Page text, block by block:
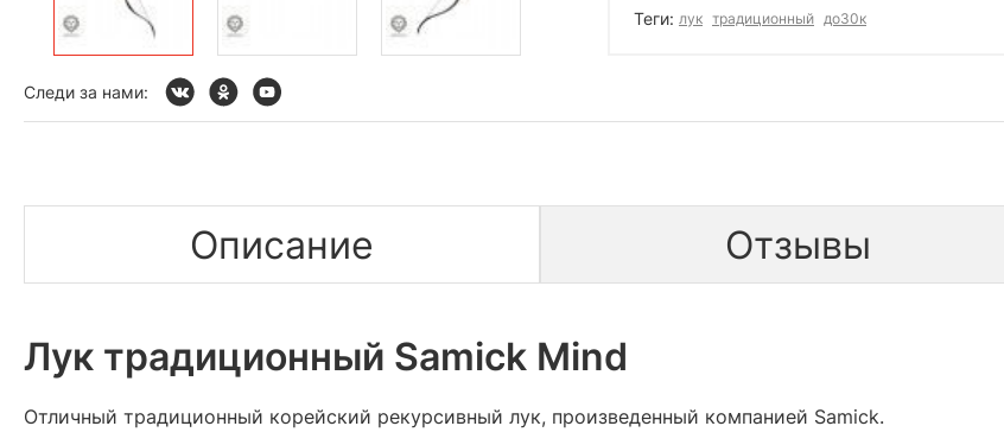
Теги: лук традиционный до30к
Следи за нами:
Описание Отзывы
Лук традиционный Samick Mind
Отличный традиционный корейский рекурсивный лук, произведенный компанией Samick.